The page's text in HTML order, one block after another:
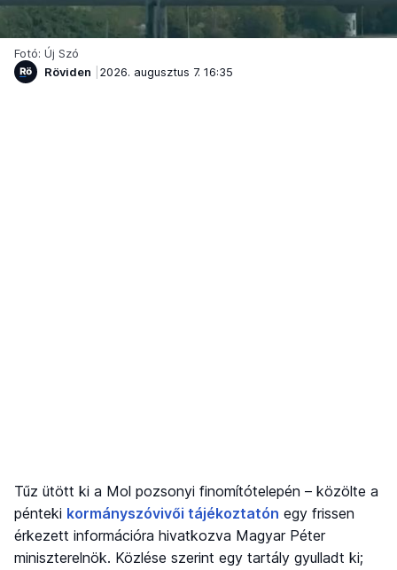
Fotó: Új Szó
Röviden
2026. augusztus 7. 16:35
Tűz ütött ki a Mol pozsonyi finomítótelepén – közölte a
pénteki kormányszóvivői tájékoztatón egy frissen
érkezett információra hivatkozva Magyar Péter
miniszterelnök. Közlése szerint egy tartály gyulladt ki;